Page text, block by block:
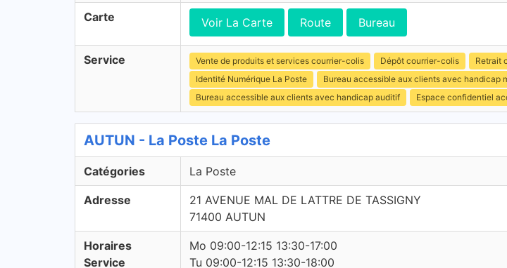
Carte Voir La Carte Route Bureau
Service Vente de produits et services courrier-colis Dépôt courrier-colis Retrait
Identité Numérique La Poste
Bureau accessible aux clients avec handicap
Bureau accessible aux clients avec handicap auditif
Espace confidentiel
AUTUN - La Poste La Poste
Catégories La Poste
Adresse
21 AVENUE MAL DE LATTRE DE TASSIGNY
71400 AUTUN
Horaires
Service
Mo 09:00-12:15 13:30-17:00
Tu 09:00-12:15 13:30-18:00